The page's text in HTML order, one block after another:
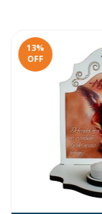
13%
OFF